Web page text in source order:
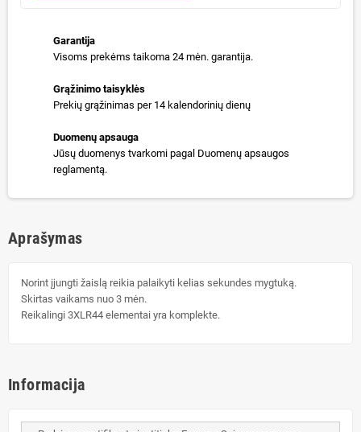
Garantija
Visoms prekėms taikoma 24 mėn. garantija.
Grąžinimo taisyklės
Prekių grąžinimas per 14 kalendorinių dienų
Duomenų apsauga
Jūsų duomenys tvarkomi pagal Duomenų apsaugos
reglamentą.
Aprašymas
Norint įjungti žaislą reikia palaikyti kelias sekundes mygtuką.
Skirtas vaikams nuo 3 mėn.
Reikalingi 3XLR44 elementai yra komplekte.
Informacija